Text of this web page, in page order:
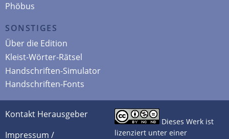
Phöbus
SONSTIGES
Über die Edition
Kleist-Wörter-Rätsel
Handschriften-Simulator
Handschriften-Fonts
Kontakt Herausgeber
Impressum /
Dieses Werk ist
lizenziert unter einer